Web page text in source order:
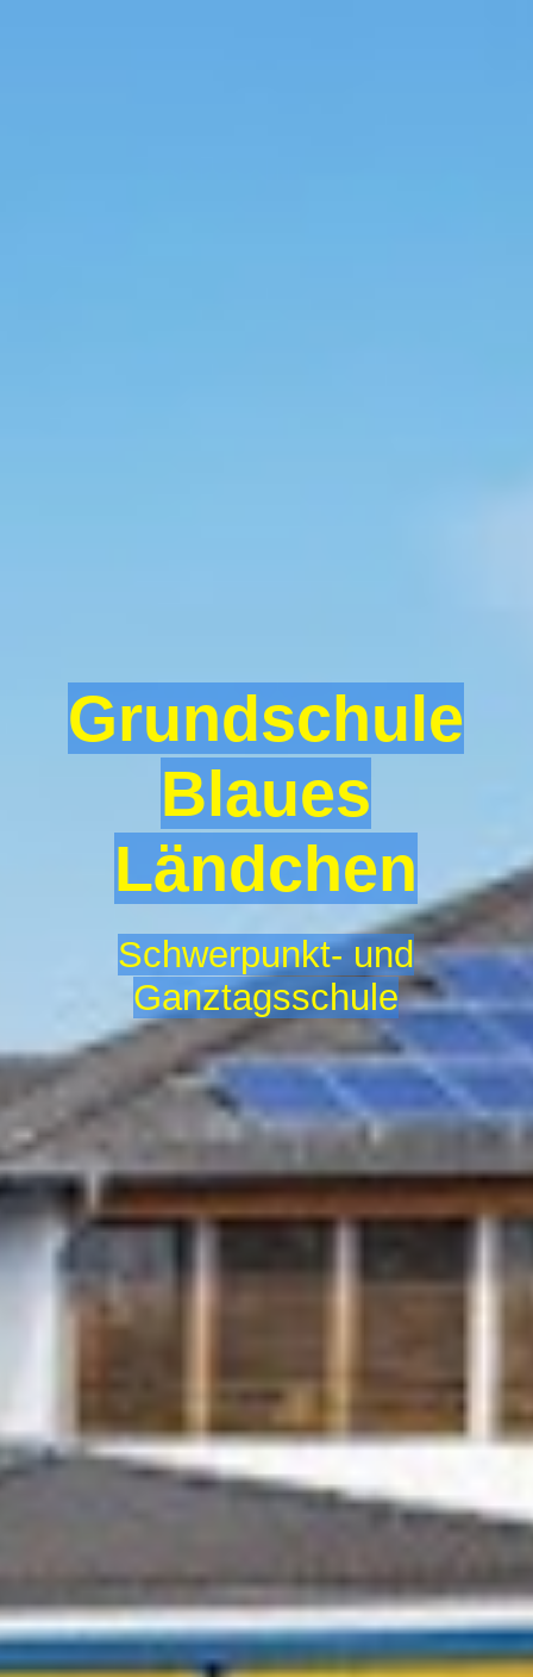
Grundschule
Blaues
Ländchen
Schwerpunkt- und
Ganztagsschule
Projekte
Betreuende Grundschule
Impressum
Datenschutzerklärung